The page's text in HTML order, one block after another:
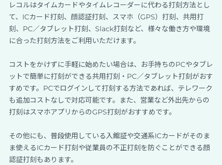
レコルはタイムカードやタイムレコーダーに代わる打刻方法とし
て、ICカード打刻、顔認証打刻、スマホ（GPS）打刻、共用打
刻、PC／タブレット打刻、Slack打刻など、様々な働き方や環境
に合った打刻方法をご利用いただけます。
コストをかけずに手軽に始めたい場合は、お手持ちのPCやタブレ
ットで簡単に打刻ができる共用打刻・PC／タブレット打刻がおす
すめです。PCでログインして打刻する方法であれば、テレワーク
も追加コストなしで対応可能です。また、営業など外出先からの
打刻はスマホアプリからのGPS打刻がおすすめです。
その他にも、普段使用している入館証や交通系ICカードがそのま
ま使えるICカード打刻や従業員の不正打刻を防ぐことができる顔
認証打刻もあります。